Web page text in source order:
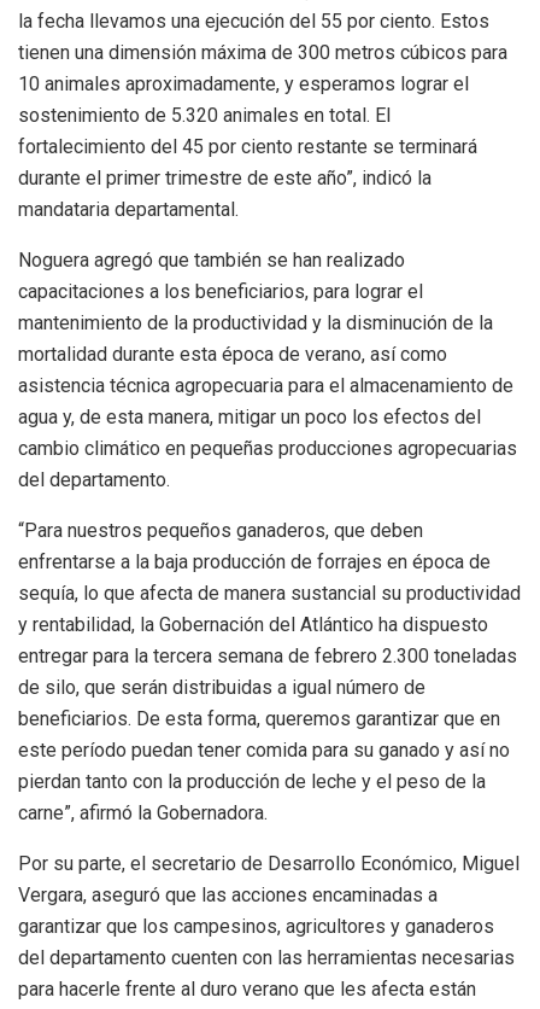
la fecha llevamos una ejecución del 55 por ciento. Estos
tienen una dimensión máxima de 300 metros cúbicos para
10 animales aproximadamente, y esperamos lograr el
sostenimiento de 5.320 animales en total. El
fortalecimiento del 45 por ciento restante se terminará
durante el primer trimestre de este año”, indicó la
mandataria departamental.
Noguera agregó que también se han realizado
capacitaciones a los beneficiarios, para lograr el
mantenimiento de la productividad y la disminución de la
mortalidad durante esta época de verano, así como
asistencia técnica agropecuaria para el almacenamiento de
agua y, de esta manera, mitigar un poco los efectos del
cambio climático en pequeñas producciones agropecuarias
del departamento.
“Para nuestros pequeños ganaderos, que deben
enfrentarse a la baja producción de forrajes en época de
sequía, lo que afecta de manera sustancial su productividad
y rentabilidad, la Gobernación del Atlántico ha dispuesto
entregar para la tercera semana de febrero 2.300 toneladas
de silo, que serán distribuidas a igual número de
beneficiarios. De esta forma, queremos garantizar que en
este período puedan tener comida para su ganado y así no
pierdan tanto con la producción de leche y el peso de la
carne”, afirmó la Gobernadora.
Por su parte, el secretario de Desarrollo Económico, Miguel
Vergara, aseguró que las acciones encaminadas a
garantizar que los campesinos, agricultores y ganaderos
del departamento cuenten con las herramientas necesarias
para hacerle frente al duro verano que les afecta están